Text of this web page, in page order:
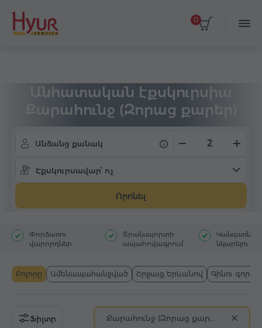
0
Անհատական էքսկուրսիա
Քարահունջ (Զորաց քարեր)
աստղադիտարան
Անձանց քանակ
Էքսկուրսավար՝ ոչ
Որոնել
Փորձառու
վարորդներ
Տրանսպորտի
ապահովագրում
Կանգառներ`
նկարելու
Բոլորը Ամենապահանջված Շրջայց Երևանով Գինու
Ֆիլտր